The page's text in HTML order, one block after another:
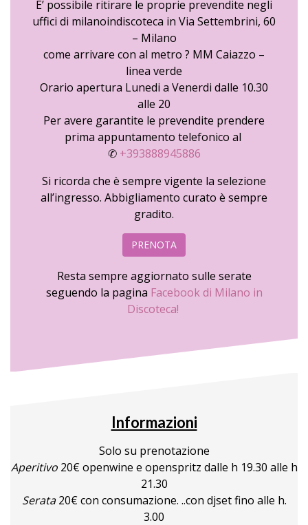
E’ possibile ritirare le proprie prevendite negli
uffici di milanoindiscoteca in Via Settembrini, 60
– Milano
come arrivare con al metro ? MM Caiazzo –
linea verde
Orario apertura Lunedi a Venerdi dalle 10.30
alle 20
Per avere garantite le prevendite prendere
prima appuntamento telefonico al
✆ +393888945886
Si ricorda che è sempre vigente la selezione
all’ingresso. Abbigliamento curato è sempre
gradito.
PRENOTA
Resta sempre aggiornato sulle serate
seguendo la pagina Facebook di Milano in
Discoteca!
Informazioni
Solo su prenotazione
Aperitivo20€ openwine e openspritz dalle h 19.30 alle h
21.30
Serata20€ con consumazione. ..con djset fino alle h.
3.00